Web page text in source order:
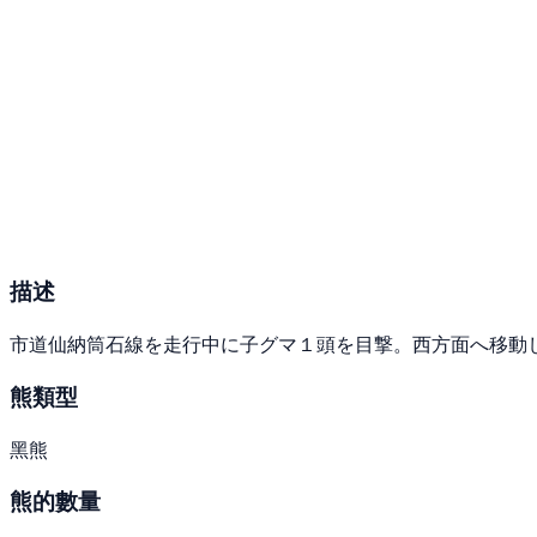
描述
市道仙納筒石線を走行中に子グマ１頭を目撃。西方面へ移動
熊類型
黑熊
熊的數量